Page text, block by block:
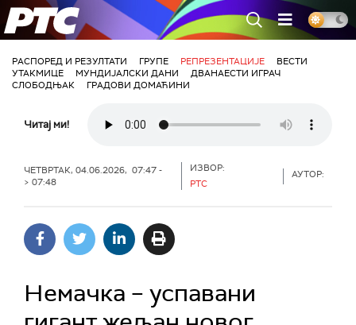
РТС
РАСПОРЕД И РЕЗУЛТАТИ ГРУПЕ РЕПРЕЗЕНТАЦИЈЕ
ВЕСТИ
УТАКМИЦЕ
МУНДИЈАЛСКИ ДАНИ
ДВАНАЕСТИ ИГРАЧ
СЛОБОДЊАК
ГРАДОВИ ДОМАЋИНИ
Читај ми!
ЧЕТВРТАК, 04.06.2026, 07:47 -
> 07:48
ИЗВОР:
РТС
АУТОР:
Немачка – успавани